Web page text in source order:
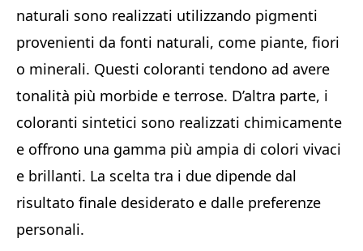
naturali sono realizzati utilizzando pigmenti
provenienti da fonti naturali, come piante, fiori
o minerali. Questi coloranti tendono ad avere
tonalità più morbide e terrose. D’altra parte, i
coloranti sintetici sono realizzati chimicamente
e offrono una gamma più ampia di colori vivaci
e brillanti. La scelta tra i due dipende dal
risultato finale desiderato e dalle preferenze
personali.